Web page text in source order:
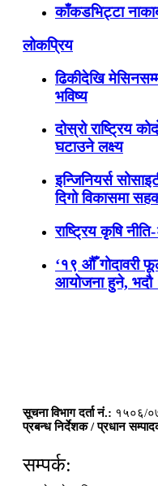
काँकडभिट्टा
लोकप्रिय
ढिकीदेखि
भविष्य
दोस्रो राष्ट्रिय
घटाउने लक्ष्य
इन्जिनियर्स
दिगो विकासमा
राष्ट्रिय कृषि
‘१९ औँ गोदावरी
आयोजना हुने,
सूचना विभाग दर्ता नं.: १५०६/
प्रबन्ध निर्देशक / प्रधान
सम्पर्क: